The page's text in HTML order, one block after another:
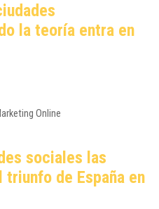
la teoría entra en
Online
sociales las
de España en